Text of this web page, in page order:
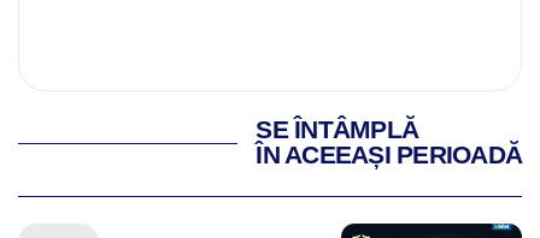
SE ÎNTÂMPLĂ
ÎN ACEEAȘI PERIOADĂ